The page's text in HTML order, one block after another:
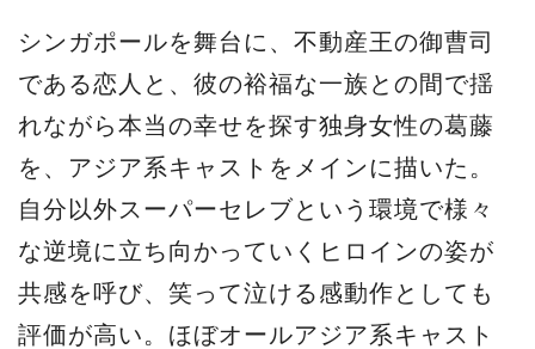
シンガポールを舞台に、不動産王の御曹司
である恋人と、彼の裕福な一族との間で揺
れながら本当の幸せを探す独身女性の葛藤
を、アジア系キャストをメインに描いた。
自分以外スーパーセレブという環境で様々
な逆境に立ち向かっていくヒロインの姿が
共感を呼び、笑って泣ける感動作としても
評価が高い。ほぼオールアジア系キャスト